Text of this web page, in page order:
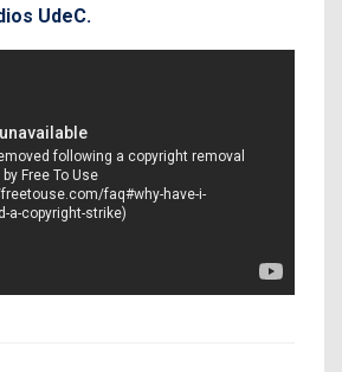
UdeC.